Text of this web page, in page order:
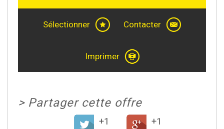
Sélectionner Contacter
Imprimer
> Partager cette offre
+1 +1